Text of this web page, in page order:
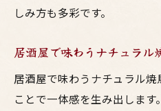
しみ方も多彩です。
居酒屋で味わうナチュラル
居酒屋で味わうナチュラル
ことで一体感を生み出しま